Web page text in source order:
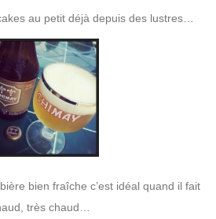
au petit déjà depuis des lustres…
bien fraîche c’est idéal quand il fait
très chaud…